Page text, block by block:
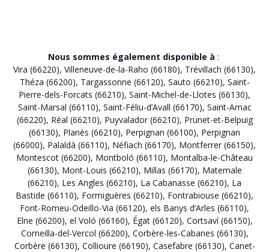
Nous sommes également disponible à :
Vira (66220), Villeneuve-de-la-Raho (66180), Trévillach (66130),
Théza (66200), Targassonne (66120), Sauto (66210), Saint-
Pierre-dels-Forcats (66210), Saint-Michel-de-Llotes (66130),
Saint-Marsal (66110), Saint-Féliu-d’Avall (66170), Saint-Arnac
(66220), Réal (66210), Puyvalador (66210), Prunet-et-Belpuig
(66130), Planès (66210), Perpignan (66100), Perpignan
(66000), Palaldà (66110), Néfiach (66170), Montferrer (66150),
Montescot (66200), Montboló (66110), Montalba-le-Château
(66130), Mont-Louis (66210), Millas (66170), Matemale
(66210), Les Angles (66210), La Cabanasse (66210), La
Bastide (66110), Formiguères (66210), Fontrabiouse (66210),
Font-Romeu-Odeillo-Via (66120), els Banys d’Arles (66110),
Elne (66200), el Voló (66160), Égat (66120), Cortsaví (66150),
Corneilla-del-Vercol (66200), Corbère-les-Cabanes (66130),
Corbère (66130), Collioure (66190), Casefabre (66130), Canet-